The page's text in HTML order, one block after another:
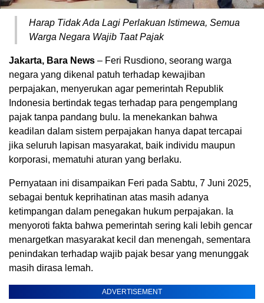
Harap Tidak Ada Lagi Perlakuan Istimewa, Semua
Warga Negara Wajib Taat Pajak
Jakarta, Bara News – Feri Rusdiono, seorang warga
negara yang dikenal patuh terhadap kewajiban
perpajakan, menyerukan agar pemerintah Republik
Indonesia bertindak tegas terhadap para pengemplang
pajak tanpa pandang bulu. Ia menekankan bahwa
keadilan dalam sistem perpajakan hanya dapat tercapai
jika seluruh lapisan masyarakat, baik individu maupun
korporasi, mematuhi aturan yang berlaku.
Pernyataan ini disampaikan Feri pada Sabtu, 7 Juni 2025,
sebagai bentuk keprihatinan atas masih adanya
ketimpangan dalam penegakan hukum perpajakan. Ia
menyoroti fakta bahwa pemerintah sering kali lebih gencar
menargetkan masyarakat kecil dan menengah, sementara
penindakan terhadap wajib pajak besar yang menunggak
masih dirasa lemah.
ADVERTISEMENT